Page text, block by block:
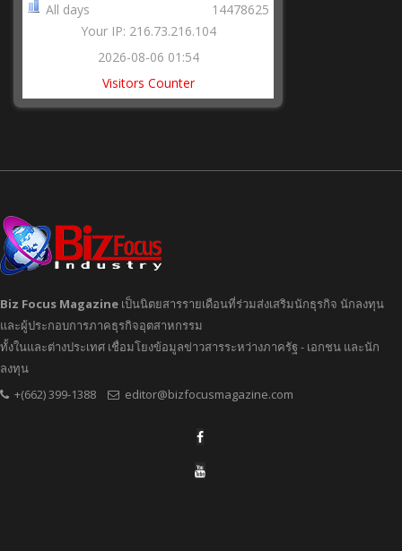
All days
14478625
Your IP: 216.73.216.104
2026-08-06 01:54
Visitors Counter
Biz Focus Magazine เป็นนิตยสารรายเดือนที่ร่วมส่งเสริมนักธุรกิจ นักลงทุน
และผู้ประกอบการภาคธุรกิจอุตสาหกรรม
ทั้งในและต่างประเทศ เชื่อมโยงข้อมูลข่าวสารระหว่างภาครัฐ - เอกชน และนัก
ลงทุน
+(662) 399-1388
editor@bizfocusmagazine.com